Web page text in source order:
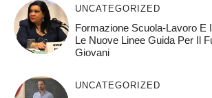
UNCATEGORIZED
Formazione Scuola-Lavoro E
Le Nuove Linee Guida Per Il
Giovani
UNCATEGORIZED